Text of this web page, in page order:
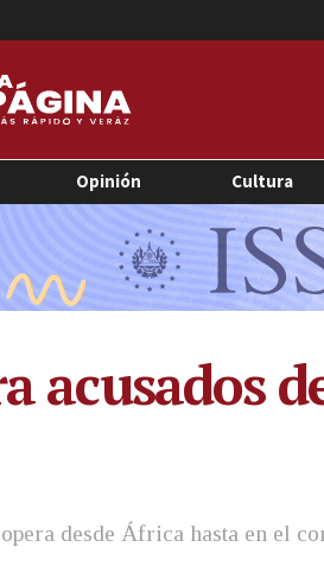
Opinión Cultura
acusados
desde África hasta en el